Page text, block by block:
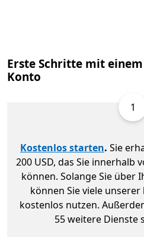
Erste Schritte mit
Konto
1
Kostenlos starten. Sie
200 USD, das Sie innerhalb
können. Solange Sie über
können Sie viele
kostenlos nutzen.
55 weitere Dienste